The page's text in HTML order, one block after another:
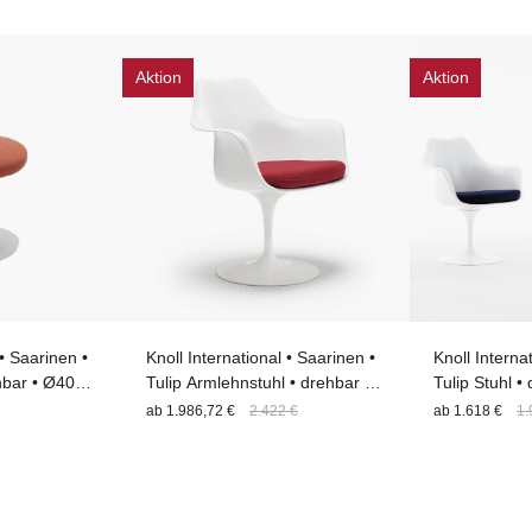
Saarinen •
• Ø40cm
Aktion
Knoll International • Saarinen •
Tulip Armlehnstuhl • drehbar •
81cm x 68cm x 59cm | 17%
ab 1.986,72 € 2.422 €
Aktion
Knoll
Tulip Stuhl •
49cm x
ab 1.618 €